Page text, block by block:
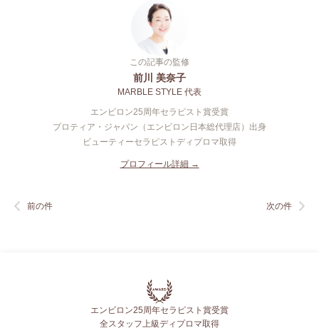
この記事の監修
前川 美奈子
MARBLE STYLE 代表
エンビロン25周年セラピスト賞受賞
プロティア・ジャパン（エンビロン日本総代理店）出身
ビューティーセラピストディプロマ取得
プロフィール詳細 →
前の件 次の件
エンビロン25周年セラピスト賞受賞
全スタッフ上級ディプロマ取得